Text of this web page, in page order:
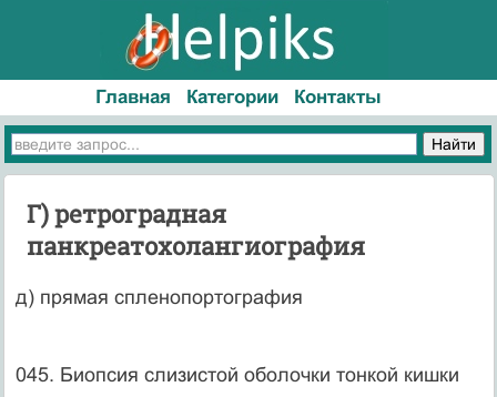
Главная Категории Контакты
Г) ретроградная
панкреатохолангиография
д) прямая спленопортография
045. Биопсия слизистой оболочки тонкой кишки